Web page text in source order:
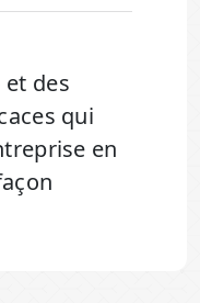
et des
qui
en